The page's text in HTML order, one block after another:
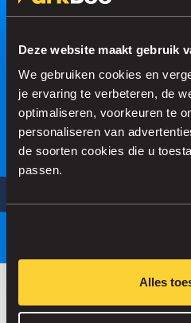
Deze website maakt gebruik
We gebruiken cookies en
je ervaring te verbeteren, de
optimaliseren, voorkeuren te
personaliseren van
de soorten cookies die u
passen.
Alles
Regel je
Parkeer
Bespaar tot 30% in